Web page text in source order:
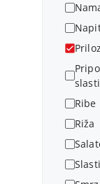
Ribe
Riža